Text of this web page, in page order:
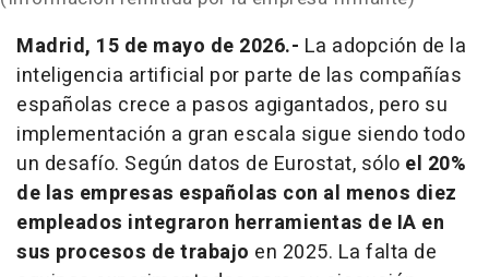
Madrid, 15 de mayo de 2026.- La adopción de la
inteligencia artificial por parte de las compañías
españolas crece a pasos agigantados, pero su
implementación a gran escala sigue siendo todo
un desafío. Según datos de Eurostat, sólo el 20%
de las empresas españolas con al menos diez
empleados integraron herramientas de IA en
sus procesos de trabajo en 2025. La falta de